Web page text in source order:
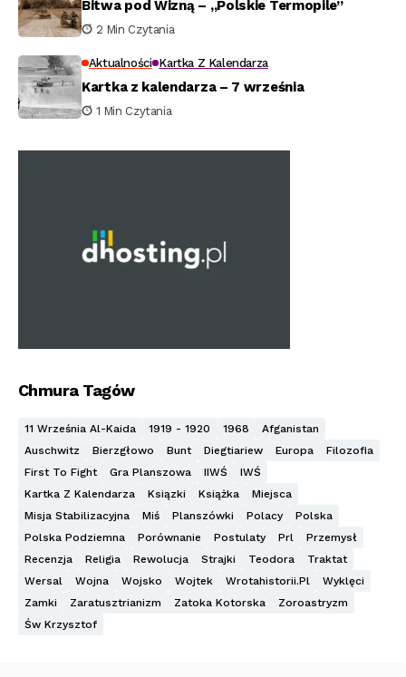
Bitwa pod Wizną – „Polskie Termopile”
2 Min Czytania
Aktualności Kartka Z Kalendarza
Kartka z kalendarza – 7 września
1 Min Czytania
Chmura Tagów
11 Września Al-Kaida 1919 - 1920 1968
Afganistan
Auschwitz
Bierzgłowo Bunt Diegtiariew Europa
Filozofia
First To Fight
Gra Planszowa IIWŚ
IWŚ
Kartka Z Kalendarza
Ksiązki Książka
Miejsca
Misja Stabilizacyjna
Miś Planszówki Polacy
Polska
Polska Podziemna
Porównanie Postulaty Prl
Przemysł
Recenzja
Religia Rewolucja Strajki Teodora
Traktat
Wersal
Wojna Wojsko Wojtek Wrotahistorii.pl
Wyklęci
Zamki
Zaratusztrianizm Zatoka Kotorska
Zoroastryzm
Św Krzysztof